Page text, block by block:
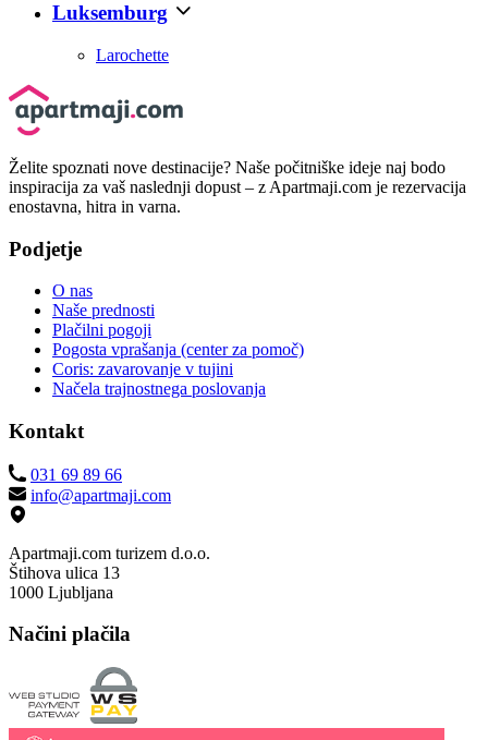
Luksemburg
Larochette
Želite spoznati nove destinacije? Naše počitniške ideje naj bodo
inspiracija za vaš naslednji dopust – z Apartmaji.com je rezervacija
enostavna, hitra in varna.
Podjetje
O nas
Naše prednosti
Plačilni pogoji
Pogosta vprašanja (center za pomoč)
Coris: zavarovanje v tujini
Načela trajnostnega poslovanja
Kontakt
031 69 89 66
info@apartmaji.com
Apartmaji.com turizem d.o.o.
Štihova ulica 13
1000 Ljubljana
Načini plačila